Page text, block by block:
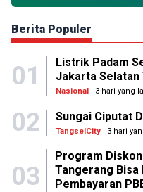
Berita Populer
01
Listrik Padam
Jakarta Selatan
Nasional| 3 hari yang
02 Sungai Ciputat
TangselCity | 3 hari
03
Program
Tangerang
Pembayaran